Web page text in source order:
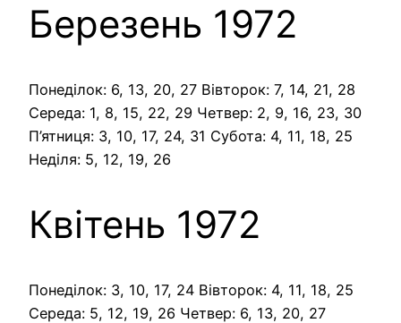
Березень 1972
Понеділок: 6, 13, 20, 27 Вівторок: 7, 14, 21, 28
Середа: 1, 8, 15, 22, 29 Четвер: 2, 9, 16, 23, 30
П’ятниця: 3, 10, 17, 24, 31 Субота: 4, 11, 18, 25
Неділя: 5, 12, 19, 26
Квітень 1972
Понеділок: 3, 10, 17, 24 Вівторок: 4, 11, 18, 25
Середа: 5, 12, 19, 26 Четвер: 6, 13, 20, 27